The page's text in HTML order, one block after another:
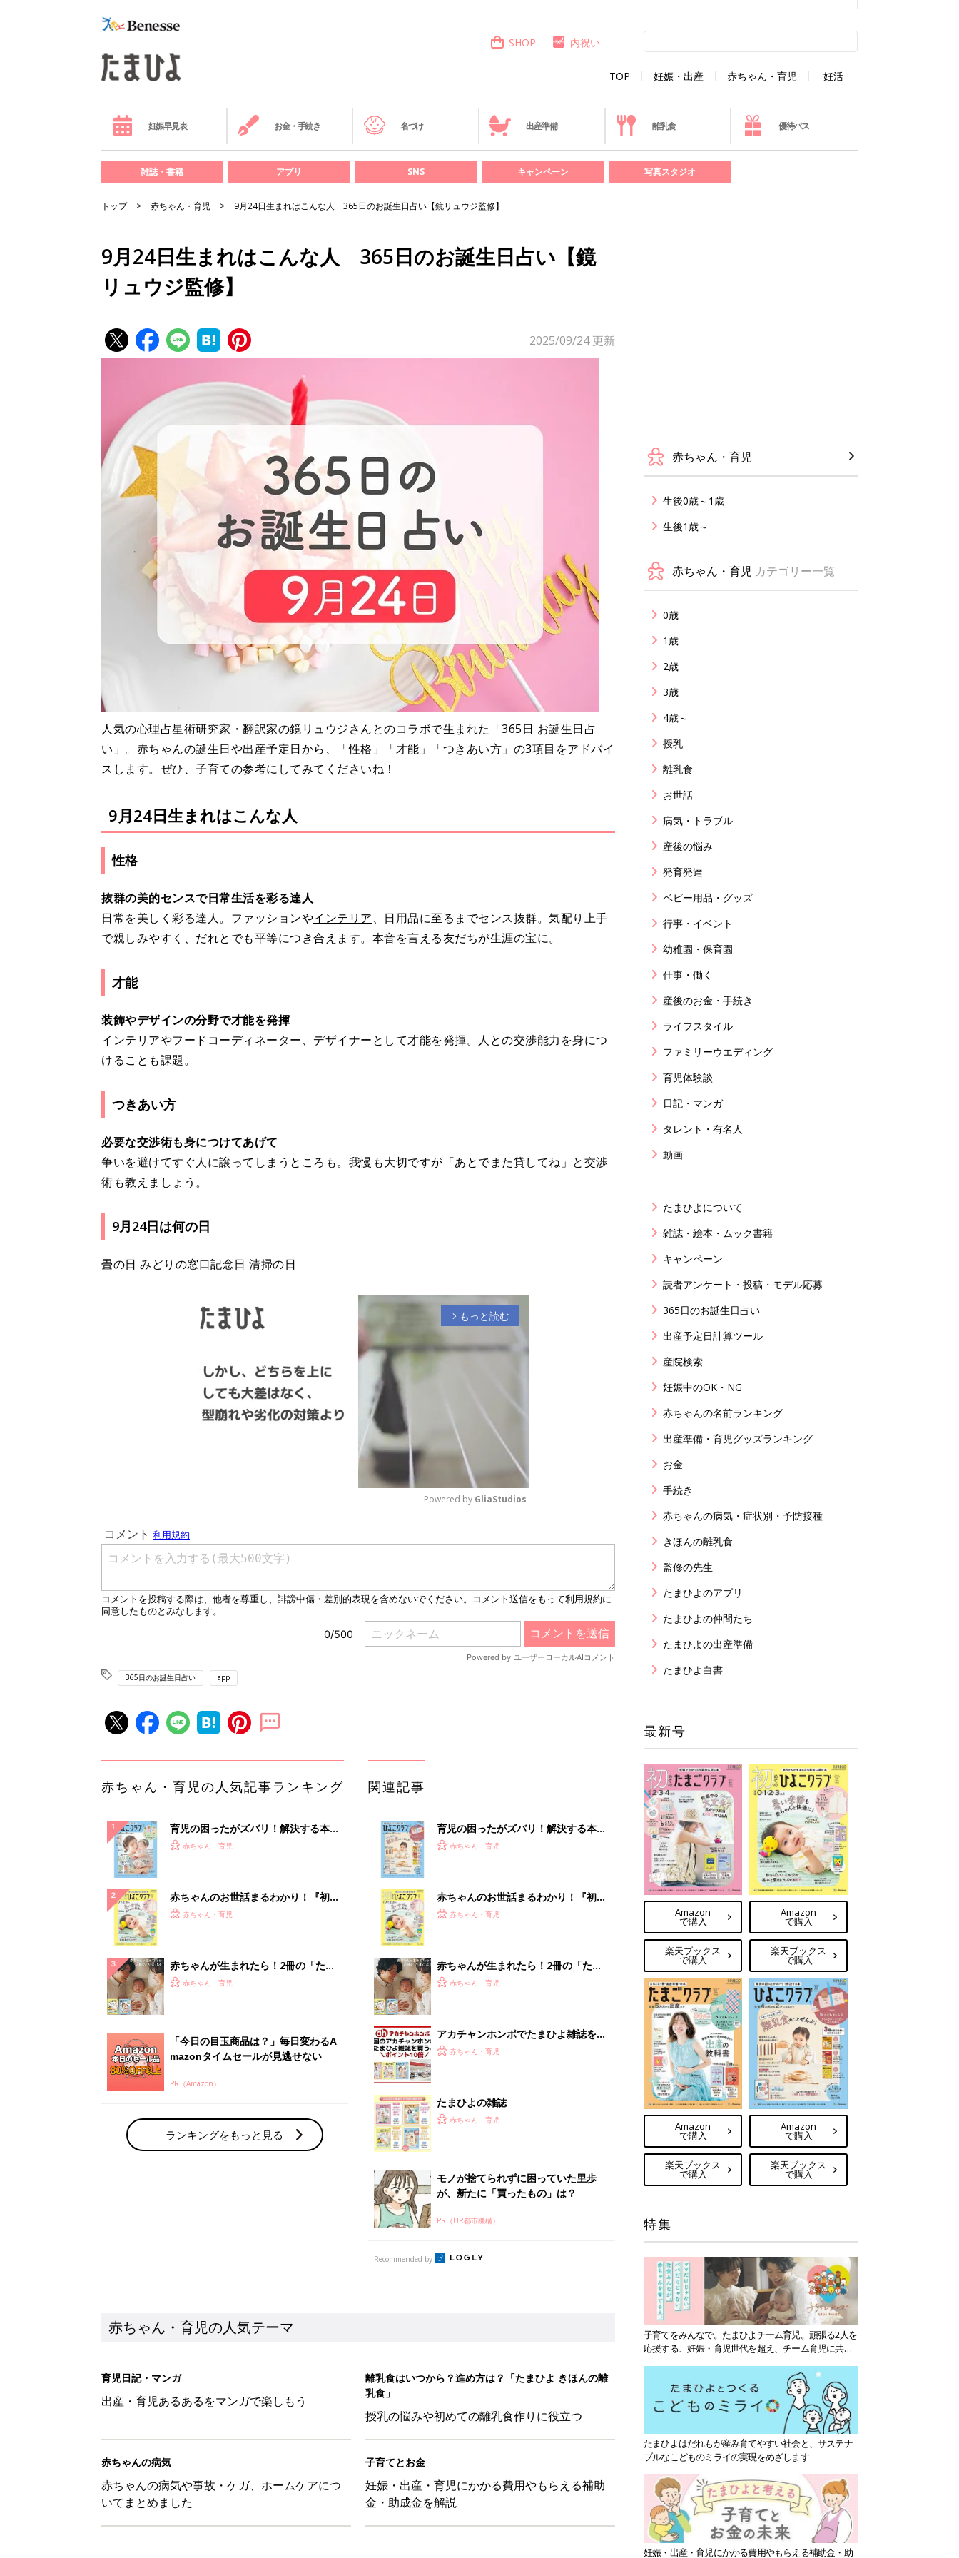
TOP 妊娠・出産 赤ちゃん・育児 妊活
SHOP 内祝い
妊娠早見表 お金・手続き 名づけ 出産準備 離乳食 優待パス
雑誌・書籍 アプリ SNS キャンペーン 写真スタジオ
トップ 赤ちゃん・育児 9月24日生まれはこんな人 365日のお誕生日占い【鏡リュウジ監修】
9月24日生まれはこんな人 365日のお誕生日占い【鏡
リュウジ監修】
2025/09/24更新
人気の心理占星術研究家・翻訳家の鏡リュウジさんとのコラボで生まれた「365日 お誕生日占
い」。赤ちゃんの誕生日や出産予定日から、「性格」「才能」「つきあい方」の3項目をアドバイ
スします。ぜひ、子育ての参考にしてみてくださいね！
9月24日生まれはこんな人
性格
抜群の美的センスで日常生活を彩る達人
日常を美しく彩る達人。ファッションやインテリア、日用品に至るまでセンス抜群。気配り上手
で親しみやすく、だれとでも平等につき合えます。本音を言える友だちが生涯の宝に。
才能
装飾やデザインの分野で才能を発揮
インテリアやフードコーディネーター、デザイナーとして才能を発揮。人との交渉能力を身につ
けることも課題。
つきあい方
必要な交渉術も身につけてあげて
争いを避けてすぐ人に譲ってしまうところも。我慢も大切ですが「あとでまた貸してね」と交渉
術も教えましょう。
9月24日は何の日
畳の日 みどりの窓口記念日 清掃の日
arrow_forward_ios もっと読む
M
e
Powered by GliaStudios
365日のお誕生日占い app
赤ちゃん・育児の人気記事ランキング
育児の困ったがズバリ！解決する本
『ひよこクラブ 夏号』 4カ月～2才
赤ちゃん・育児
赤ちゃんのお世話まるわかり！『初め
てのひよこクラブ 夏号』〈巻頭大特
赤ちゃん・育児
赤ちゃんが生まれたら！2冊の「たま
ひよ」
赤ちゃん・育児
「今日の目玉商品は？」毎日変わるA
mazonタイムセールが見逃せない
PR（Amazon）
ランキングをもっと見る
関連記事
育児の困ったがズバリ！解決する本
『ひよこクラブ 秋号』 4カ月～2才
赤ちゃん・育児
赤ちゃんのお世話まるわかり！『初め
てのひよこクラブ 夏号』〈巻頭大特
赤ちゃん・育児
赤ちゃんが生まれたら！2冊の「たま
ひよ」
赤ちゃん・育児
アカチャンホンポでたまひよ雑誌を買
うとポイント10倍【期間限定】
赤ちゃん・育児
たまひよの雑誌
赤ちゃん・育児
モノが捨てられずに困っていた里歩
が、新たに「買ったもの」は？
PR（UR都市機構）
Recommended by
赤ちゃん・育児の人気テーマ
育児日記・マンガ
出産・育児あるあるをマンガで楽しもう
離乳食はいつから？進め方は？「たまひよ きほんの離
乳食」
授乳の悩みや初めての離乳食作りに役立つ
赤ちゃんの病気
赤ちゃんの病気や事故・ケガ、ホームケアにつ
いてまとめました
子育てとお金
妊娠・出産・育児にかかる費用やもらえる補助
金・助成金を解説
赤ちゃん・育児
生後0歳～1歳
生後1歳～
赤ちゃん・育児 カテゴリー一覧
0歳
1歳
2歳
3歳
4歳～
授乳
離乳食
お世話
病気・トラブル
産後の悩み
発育発達
ベビー用品・グッズ
行事・イベント
幼稚園・保育園
仕事・働く
産後のお金・手続き
ライフスタイル
ファミリーウエディング
育児体験談
日記・マンガ
タレント・有名人
動画
たまひよについて
雑誌・絵本・ムック書籍
キャンペーン
読者アンケート・投稿・モデル応募
365日のお誕生日占い
出産予定日計算ツール
産院検索
妊娠中のOK・NG
赤ちゃんの名前ランキング
出産準備・育児グッズランキング
お金
手続き
赤ちゃんの病気・症状別・予防接種
きほんの離乳食
監修の先生
たまひよのアプリ
たまひよの仲間たち
たまひよの出産準備
たまひよ白書
最新号
Amazon
で購入
楽天ブックス
で購入
Amazon
で購入
楽天ブックス
で購入
Amazon
で購入
楽天ブックス
で購入
Amazon
で購入
楽天ブックス
で購入
特集
子育てをみんなで。たまひよチーム育児。頑張る2人を
応援する、妊娠・育児世代を超え、チーム育児に共感
たまひよはだれもが産み育てやすい社会と、サステナ
ブルなこどものミライの実現をめざします
妊娠・出産・育児にかかる費用やもらえる補助金・助